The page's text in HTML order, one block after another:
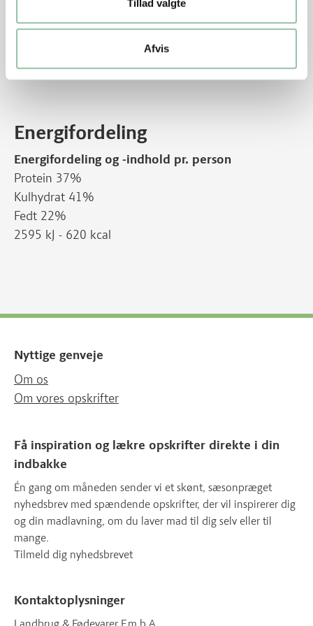
Tillad valgte
Afvis
Tips
Se også opskrift pågrillet bovsteak
Energifordeling
Energifordeling og -indhold pr. person
Protein 37%
Kulhydrat 41%
Fedt 22%
2595 kJ - 620 kcal
Nyttige genveje
Om os
Om vores opskrifter
Få inspiration og lækre opskrifter direkte i din
indbakke
Én gang om måneden sender vi et skønt, sæsonpræget
nyhedsbrev med spændende opskrifter, der vil inspirerer dig
og din madlavning, om du laver mad til dig selv eller til
mange.
Tilmeld dig nyhedsbrevet
Kontaktoplysninger